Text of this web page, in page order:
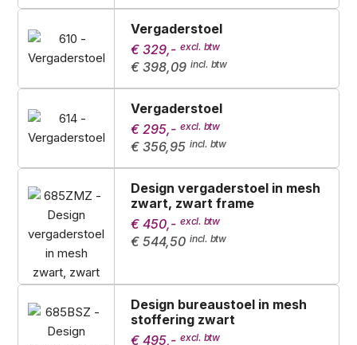
Vergaderstoel
€ 329,-
€ 398,09
Vergaderstoel
€ 295,-
€ 356,95
Design vergaderstoel in mesh
zwart, zwart frame
€ 450,-
€ 544,50
Design bureaustoel in mesh
stoffering zwart
€ 495,-